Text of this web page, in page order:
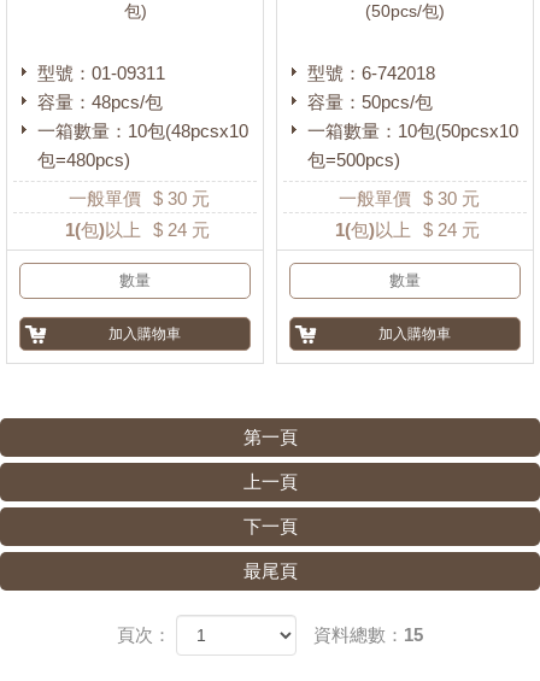
包)
型號：01-09311
容量：48pcs/包
一箱數量：10包(48pcsx10
包=480pcs)
一般單價 $ 30 元
1(包)以上 $ 24 元
(50pcs/包)
型號：6-742018
容量：50pcs/包
一箱數量：10包(50pcsx10
包=500pcs)
一般單價 $ 30 元
1(包)以上 $ 24 元
第一頁
上一頁
下一頁
最尾頁
頁次： 資料總數：15